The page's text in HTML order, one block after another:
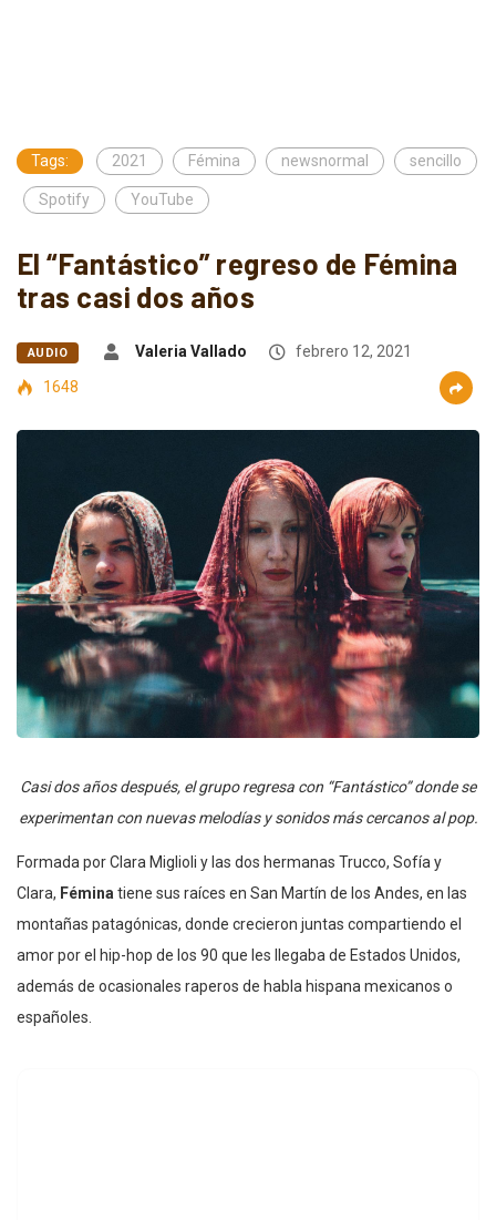
Tags: 2021 Fémina newsnormal sencillo
Spotify YouTube
El “Fantástico” regreso de Fémina
tras casi dos años
AUDIO Valeria Vallado
febrero 12, 2021
1648
Casi dos años después, el grupo regresa con “Fantástico” donde se
experimentan con nuevas melodías y sonidos más cercanos al pop.
Formada por Clara Miglioli y las dos hermanas Trucco, Sofía y
Clara, Féminatiene sus raíces en San Martín de los Andes, en las
montañas patagónicas, donde crecieron juntas compartiendo el
amor por el hip-hop de los 90 que les llegaba de Estados Unidos,
además de ocasionales raperos de habla hispana mexicanos o
españoles.